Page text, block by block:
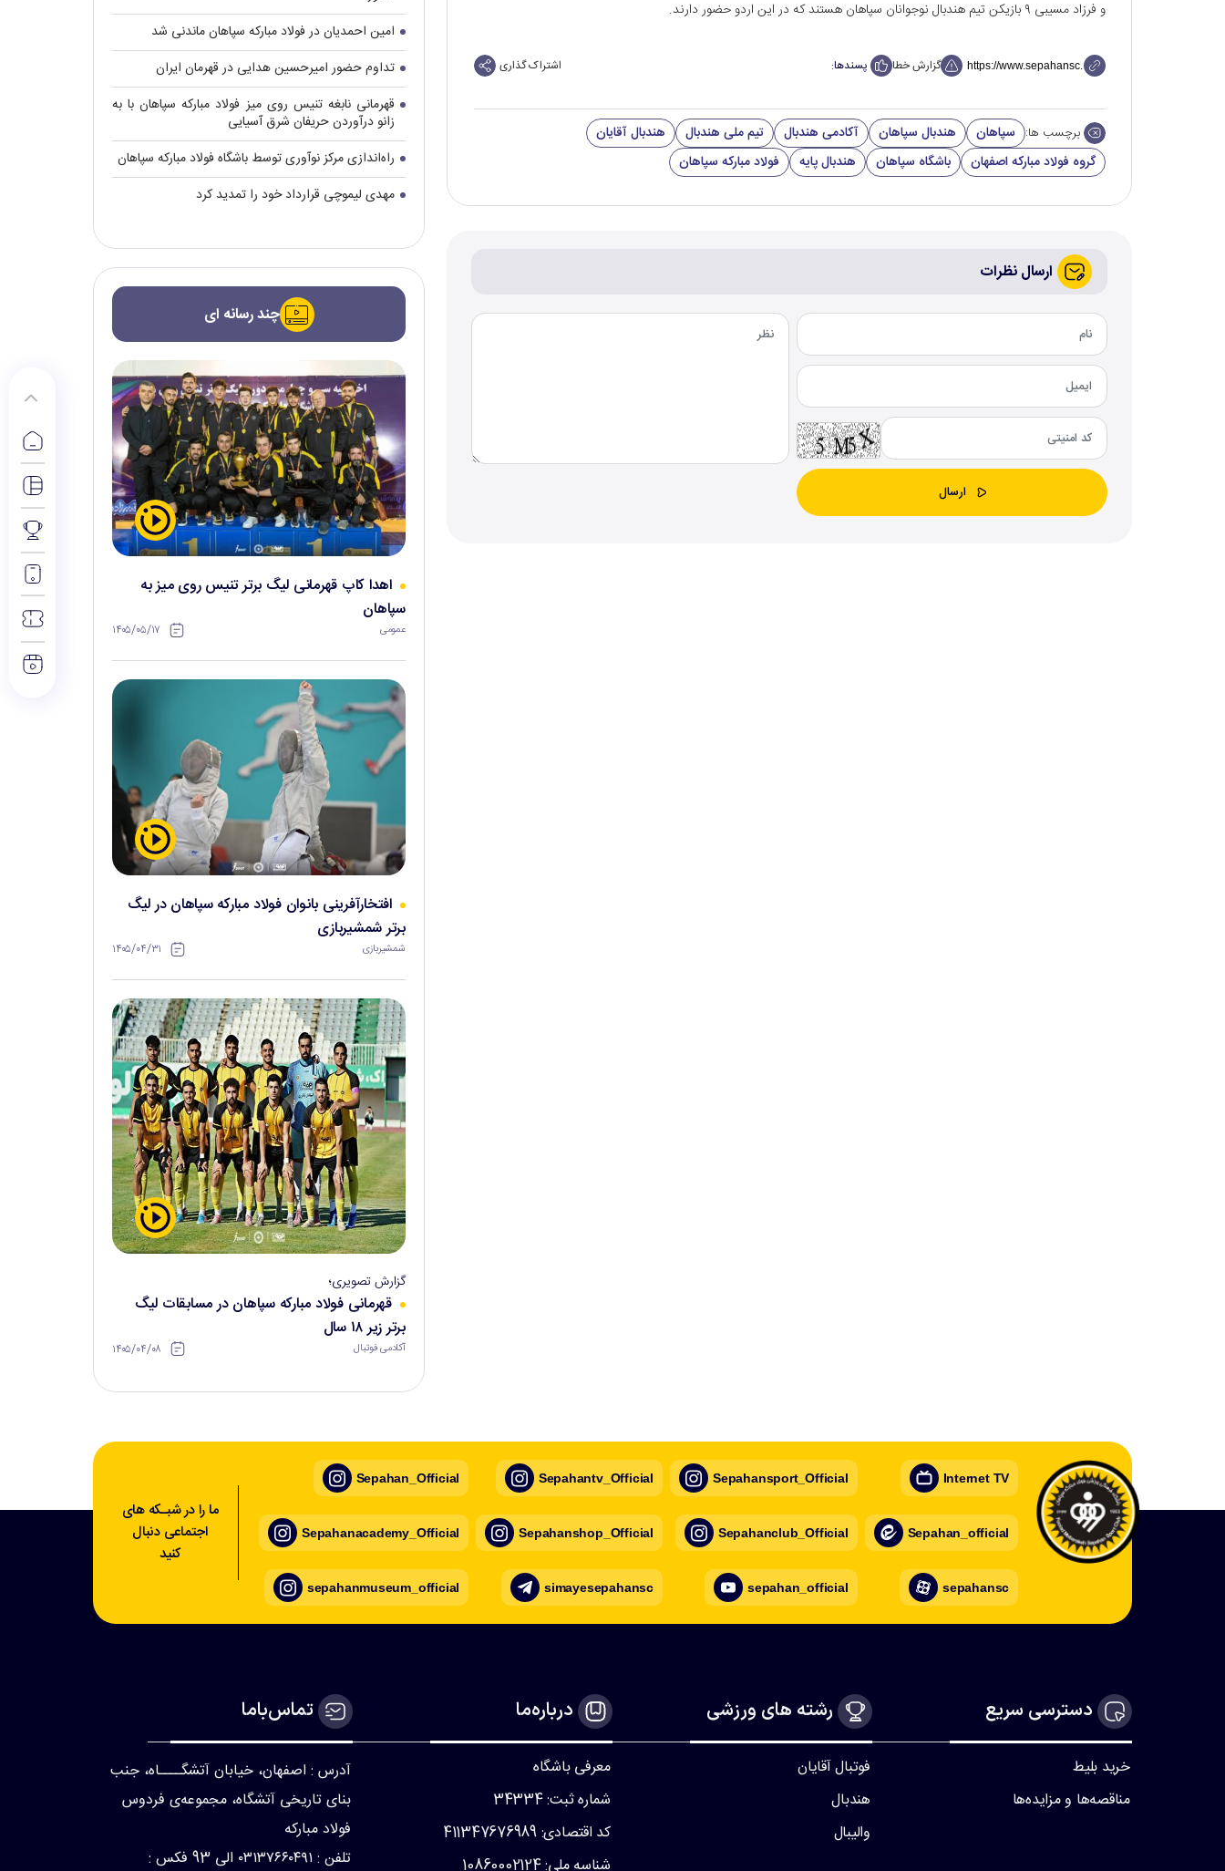
و فرزاد مسیبی ۹ بازیکن تیم هندبال نوجوانان سپاهان هستند که در این اردو حضور دارند.
گزارش خطا پسندها: اشتراک گذاری
برچسب ها: سپاهان هندبال سپاهان آکادمی هندبال تیم ملی هندبال
هندبال آقایان
گروه فولاد مبارکه اصفهان
باشگاه سپاهان هندبال پایه فولاد مبارکه سپاهان
ارسال نظرات
امین احمدیان در فولاد مبارکه سپاهان ماندنی شد
تداوم حضور امیرحسین هدایی در قهرمان ایران
قهرمانی نابغه تنیس روی میز فولاد مبارکه سپاهان با به
زانو درآوردن حریفان شرق آسیایی
راه‌اندازی مرکز نوآوری توسط باشگاه فولاد مبارکه سپاهان
مهدی لیموچی قرارداد خود را تمدید کرد
چند رسانه ای
اهدا کاپ قهرمانی لیگ برتر تنیس روی میز به
سپاهان
عمومی ۱۴۰۵/۰۵/۱۷
افتخارآفرینی بانوان فولاد مبارکه سپاهان در لیگ
برتر شمشیربازی
شمشیربازی ۱۴۰۵/۰۴/۳۱
گزارش تصویری؛
قهرمانی فولاد مبارکه سپاهان در مسابقات لیگ
برتر زیر ۱۸ سال
آکادمی فوتبال ۱۴۰۵/۰۴/۰۸
ما را در شبـکه های
اجتماعی دنبال
کنید
Sepahan_Official
Sepahanacademy_Official
sepahanmuseum_official
Sepahantv_Official
Sepahanshop_Official
simayesepahansc
Sepahansport_Official
Sepahanclub_Official
sepahan_official
Internet TV
Sepahan_official
sepahansc
دسترسی سریع
خرید بلیط
مناقصه‌ها و مزایده‌ها
رشته های ورزشی
فوتبال آقایان
هندبال
والیبال
درباره‌ما
معرفی باشگاه
شماره ثبت: 34334
کد اقتصادی: 411347676989
شناسه ملی: 10860002124
تماس‌با‌ما
آدرس : اصفهان، خیابان آتشگــــاه، جنب
بنای تاریخی آتشگاه، مجموعه‌ی فردوس
فولاد مبارکه
تلفن : ۰۳۱۳۷۶۶۰۴۹۱ الی 93 فکس :